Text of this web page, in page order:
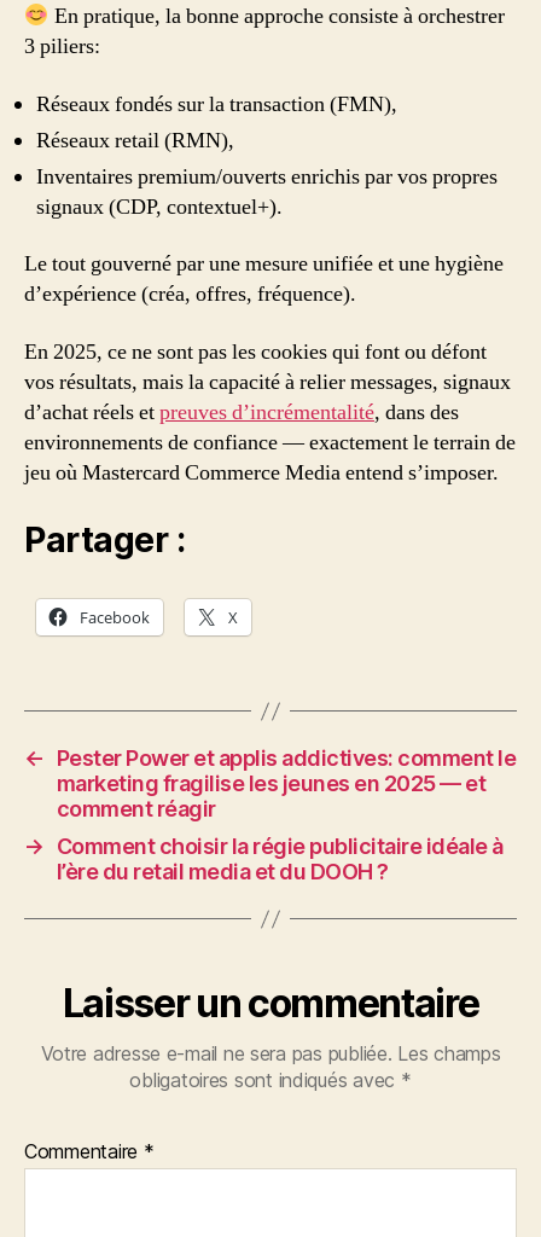
En pratique, la bonne approche consiste à orchestrer
3 piliers:
Réseaux fondés sur la transaction (FMN),
Réseaux retail (RMN),
Inventaires premium/ouverts enrichis par vos propres
signaux (CDP, contextuel+).
Le tout gouverné par une mesure unifiée et une hygiène
d’expérience (créa, offres, fréquence).
En 2025, ce ne sont pas les cookies qui font ou défont
vos résultats, mais la capacité à relier messages, signaux
d’achat réels etpreuves d’incrémentalité, dans des
environnements de confiance — exactement le terrain de
jeu où Mastercard Commerce Media entend s’imposer.
Partager :
Facebook X
←
Pester Power et applis addictives: comment le
marketing fragilise les jeunes en 2025 — et
comment réagir
→
Comment choisir la régie publicitaire idéale à
l’ère du retail media et du DOOH ?
Laisser un commentaire
Votre adresse e-mail ne sera pas publiée. Les champs
obligatoires sont indiqués avec *
Commentaire *